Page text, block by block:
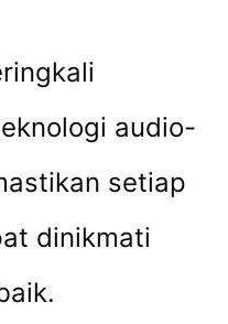
audio-
setiap
dinikmati